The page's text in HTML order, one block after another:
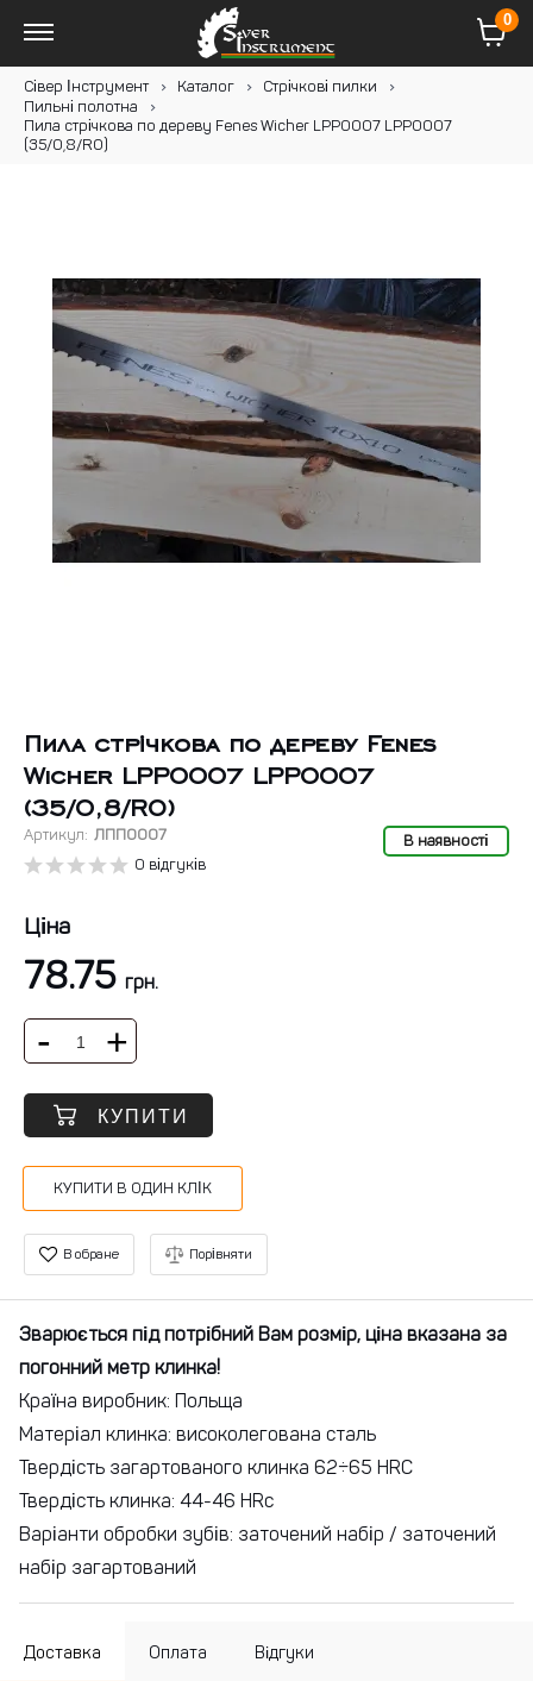
0
Сівер Інструмент Каталог
Стрічкові пилки
Пильні полотна
Пила стрічкова по дереву Fenes Wicher LPP0007 LPP0007
(35/0,8/RO)
Пила стрічкова по дереву Fenes
Wicher LPP0007 LPP0007
(35/0,8/RO)
В наявності
Артикул: ЛПП0007
0 відгуків
Ціна
78.75 грн.
КУПИТИ
КУПИТИ В ОДИН КЛІК
В обране Порівняти
Зварюється під потрібний Вам розмір, ціна вказана за
погонний метр клинка!
Країна виробник: Польща
Матеріал клинка: високолегована сталь
Твердість загартованого клинка 62÷65 HRC
Твердість клинка: 44-46 HRc
Варіанти обробки зубів: заточений набір / заточений
набір загартований
Доставка Оплата Відгуки